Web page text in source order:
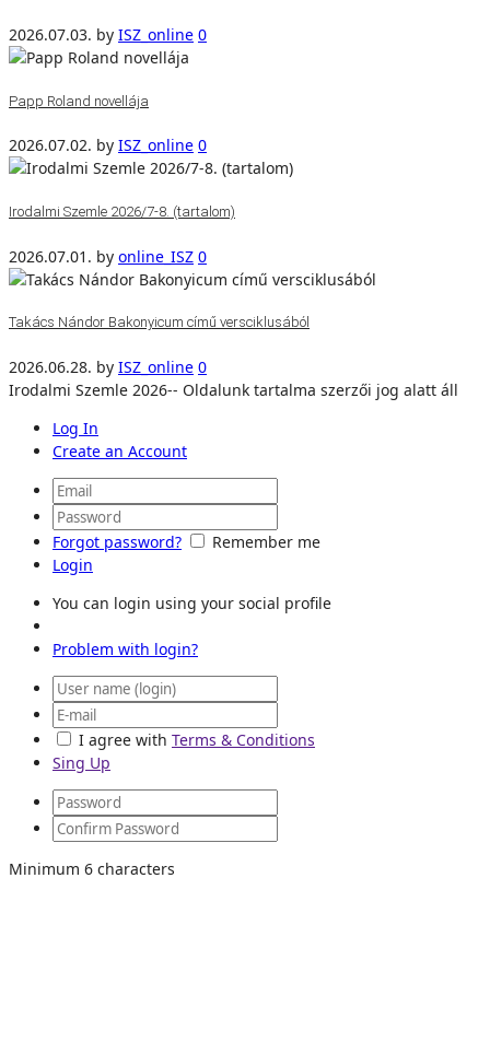
2026.07.03. by ISZ_online 0
Papp Roland novellája
2026.07.02. by ISZ_online 0
Irodalmi Szemle 2026/7-8. (tartalom)
2026.07.01. by online_ISZ 0
Takács Nándor Bakonyicum című versciklusából
2026.06.28. by ISZ_online 0
Irodalmi Szemle 2026-- Oldalunk tartalma szerzői jog alatt áll
Log In
Create an Account
Forgot password?
Remember me
Login
You can login using your social profile
Problem with login?
I agree with Terms & Conditions
Sing Up
Minimum 6 characters